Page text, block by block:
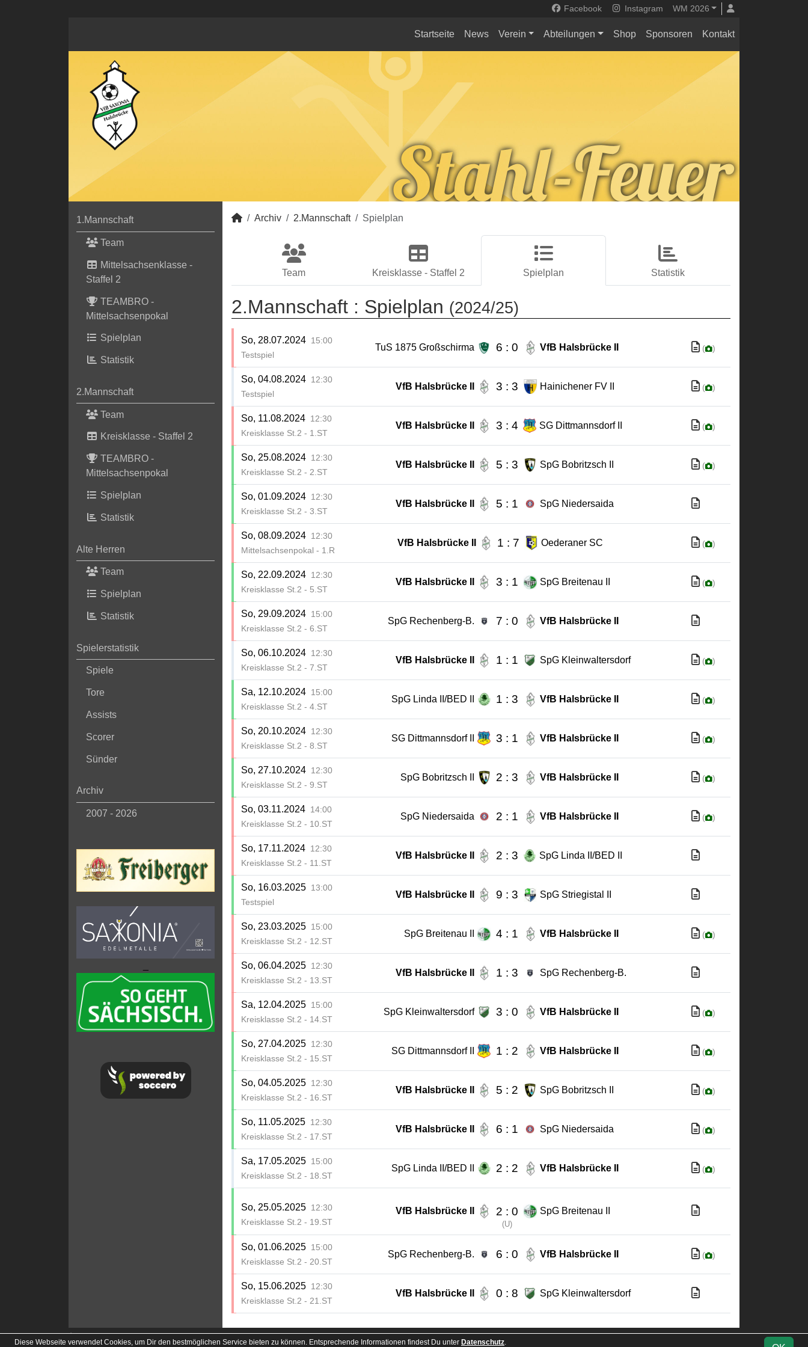
Facebook Instagram WM 2026
Startseite News Verein Abteilungen Shop Sponsoren Kontakt
1.Mannschaft
Team
Mittelsachsenklasse -
Staffel 2
TEAMBRO -
Mittelsachsenpokal
Spielplan
Statistik
2.Mannschaft
Team
Kreisklasse - Staffel 2
TEAMBRO -
Mittelsachsenpokal
Spielplan
Statistik
Alte Herren
Team
Spielplan
Statistik
Spielerstatistik
Spiele
Tore
Assists
Scorer
Sünder
Archiv
2007 - 2026
Archiv 2.Mannschaft Spielplan
Team Kreisklasse - Staffel 2 Spielplan Statistik
2.Mannschaft : Spielplan (2024/25)
So, 28.07.2024 15:00
Testspiel
TuS 1875 Großschirma 6 : 0 VfB Halsbrücke II ( )
So, 04.08.2024 12:30
Testspiel
VfB Halsbrücke II 3 : 3 Hainichener FV II ( )
So, 11.08.2024 12:30
Kreisklasse St.2 - 1.ST
VfB Halsbrücke II 3 : 4 SG Dittmannsdorf II ( )
So, 25.08.2024 12:30
Kreisklasse St.2 - 2.ST
VfB Halsbrücke II 5 : 3 SpG Bobritzsch II ( )
So, 01.09.2024 12:30
Kreisklasse St.2 - 3.ST
VfB Halsbrücke II 5 : 1 SpG Niedersaida
So, 08.09.2024 12:30
Mittelsachsenpokal - 1.R
VfB Halsbrücke II 1 : 7 Oederaner SC ( )
So, 22.09.2024 12:30
Kreisklasse St.2 - 5.ST
VfB Halsbrücke II 3 : 1 SpG Breitenau II ( )
So, 29.09.2024 15:00
Kreisklasse St.2 - 6.ST
SpG Rechenberg-B. 7 : 0 VfB Halsbrücke II
So, 06.10.2024 12:30
Kreisklasse St.2 - 7.ST
VfB Halsbrücke II 1 : 1 SpG Kleinwaltersdorf ( )
Sa, 12.10.2024 15:00
Kreisklasse St.2 - 4.ST
SpG Linda II/BED II 1 : 3 VfB Halsbrücke II ( )
So, 20.10.2024 12:30
Kreisklasse St.2 - 8.ST
SG Dittmannsdorf II 3 : 1 VfB Halsbrücke II ( )
So, 27.10.2024 12:30
Kreisklasse St.2 - 9.ST
SpG Bobritzsch II 2 : 3 VfB Halsbrücke II ( )
So, 03.11.2024 14:00
Kreisklasse St.2 - 10.ST
SpG Niedersaida 2 : 1 VfB Halsbrücke II ( )
So, 17.11.2024 12:30
Kreisklasse St.2 - 11.ST
VfB Halsbrücke II 2 : 3 SpG Linda II/BED II
So, 16.03.2025 13:00
Testspiel
VfB Halsbrücke II 9 : 3 SpG Striegistal II
So, 23.03.2025 15:00
Kreisklasse St.2 - 12.ST
SpG Breitenau II 4 : 1 VfB Halsbrücke II ( )
So, 06.04.2025 12:30
Kreisklasse St.2 - 13.ST
VfB Halsbrücke II 1 : 3 SpG Rechenberg-B.
Sa, 12.04.2025 15:00
Kreisklasse St.2 - 14.ST
SpG Kleinwaltersdorf 3 : 0 VfB Halsbrücke II ( )
So, 27.04.2025 12:30
Kreisklasse St.2 - 15.ST
SG Dittmannsdorf II 1 : 2 VfB Halsbrücke II ( )
So, 04.05.2025 12:30
Kreisklasse St.2 - 16.ST
VfB Halsbrücke II 5 : 2 SpG Bobritzsch II ( )
So, 11.05.2025 12:30
Kreisklasse St.2 - 17.ST
VfB Halsbrücke II 6 : 1 SpG Niedersaida ( )
Sa, 17.05.2025 15:00
Kreisklasse St.2 - 18.ST
SpG Linda II/BED II 2 : 2 VfB Halsbrücke II ( )
So, 25.05.2025 12:30
Kreisklasse St.2 - 19.ST
VfB Halsbrücke II 2 : 0
(U)
SpG Breitenau II
So, 01.06.2025 15:00
Kreisklasse St.2 - 20.ST
SpG Rechenberg-B. 6 : 0 VfB Halsbrücke II ( )
So, 15.06.2025 12:30
Kreisklasse St.2 - 21.ST
VfB Halsbrücke II 0 : 8 SpG Kleinwaltersdorf
soccero.de
Diese Webseite verwendet Cookies, um Dir den bestmöglichen Service bieten zu können. Entsprechende Informationen findest Du unter Datenschutz.